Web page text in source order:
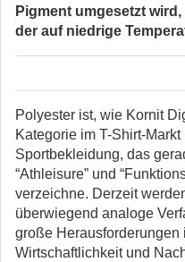
Pigment umgesetzt
der auf niedrige
Polyester ist, wie Kornit
Kategorie im T-Shirt-
Sportbekleidung, das
“Athleisure” und
verzeichne. Derzeit
überwiegend analoge
große Herausforderungen
Wirtschaftlichkeit und